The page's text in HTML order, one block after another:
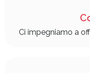
Ci impegniamo a